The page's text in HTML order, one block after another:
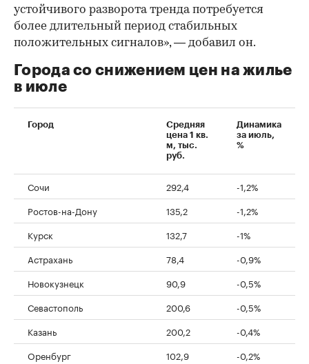
устойчивого разворота тренда потребуется
более длительный период стабильных
положительных сигналов», — добавил он.
Города со снижением цен на жилье
в июле
Город
Средняя
цена 1 кв.
м, тыс.
руб.
Динамика
за июль,
%
Сочи 292,4
-1,2%
Ростов-на-Дону
135,2
-1,2%
Курск
132,7
-1%
Астрахань
78,4
-0,9%
Новокузнецк
90,9
-0,5%
Севастополь
200,6
-0,5%
Казань
200,2
-0,4%
Оренбург
102,9
-0,2%